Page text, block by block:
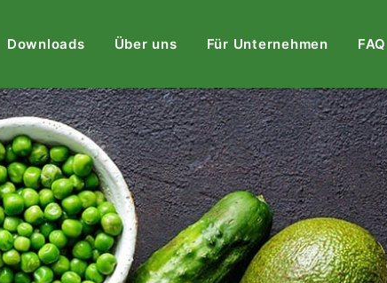
Downloads Über uns Für Unternehmen FAQ